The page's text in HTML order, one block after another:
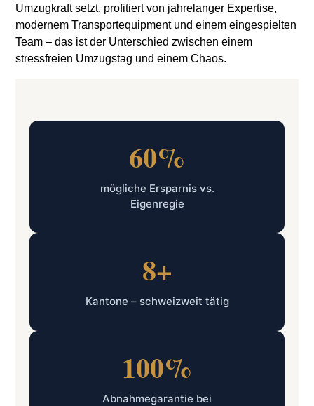
Umzugkraft setzt, profitiert von jahrelanger Expertise,
modernem Transportequipment und einem eingespielten
Team – das ist der Unterschied zwischen einem
stressfreien Umzugstag und einem Chaos.
60%
mögliche Ersparnis vs.
Eigenregie
8+
Kantone – schweizweit tätig
100%
Abnahmegarantie bei